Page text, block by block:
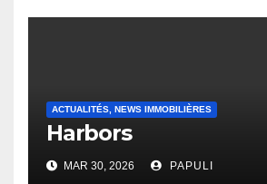
ACTUALITÉS, NEWS IMMOBILIÈRES
Harbors
MAR 30, 2026 PAPULI